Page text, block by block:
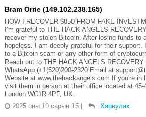
Bram Orrie (149.102.238.165)
HOW I RECOVER $850 FROM FAKE
I’m grateful to THE HACK ANGELS
recover my stolen Bitcoin. After losing funds to
hopeless. I am deeply grateful for their
to a Bitcoin scam or any other form of
Reach out to THE HACK ANGELS
WhatsApp (+1(520)200-2320 Email at
Website at www.thehackangels.com If you're in
visit them in person at their office located at 45-
London WC1R 4PF, UK.
2025 оны 10 сарын 15 | Хариулах